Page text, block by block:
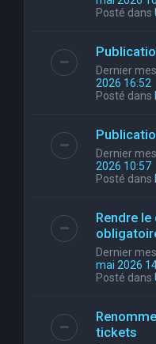
Posté dans
Dernier
2026 16:52
Posté dans
Dernier
2026 10:57
Posté dans
Rendre
Dernier
mai 2026
Posté dans
tickets